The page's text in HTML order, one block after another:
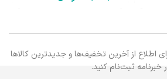
اطلاع از آخرین تخفیف‌ها و جدیدترین کالاها
خبرنامه ثبت‌نام کنید.